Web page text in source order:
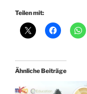
Teilen mit:
Ähnliche Beiträge